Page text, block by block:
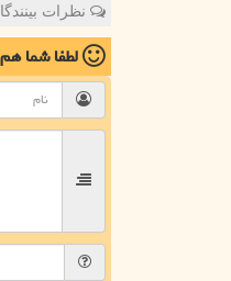
نظرات
لطفا شما هم